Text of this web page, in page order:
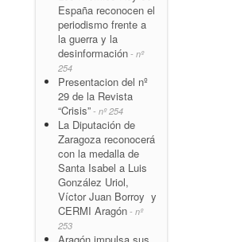
España reconocen el
periodismo frente a
la guerra y la
desinformación - nº
254
Presentacion del nº
29 de la Revista
“Crisis” - nº 254
La Diputación de
Zaragoza reconocerá
con la medalla de
Santa Isabel a Luis
González Uriol,
Víctor Juan Borroy y
CERMI Aragón - nº
253